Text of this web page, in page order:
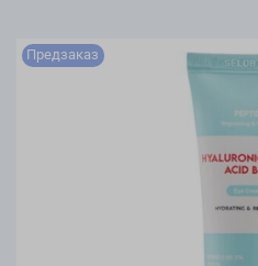
Предзаказ